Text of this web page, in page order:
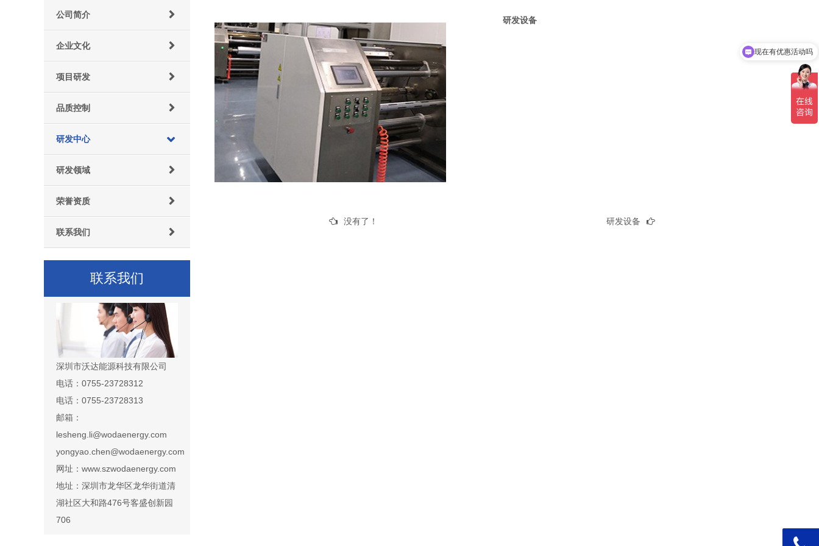
公司简介
企业文化
项目研发
品质控制
研发中心
研发领域
荣誉资质
联系我们
联系我们
深圳市沃达能源科技有限公司
电话：0755-23728312
电话：0755-23728313
邮箱：
lesheng.li@wodaenergy.com
yongyao.chen@wodaenergy.com
网址：www.szwodaenergy.com
地址：深圳市龙华区龙华街道清
湖社区大和路476号客盛创新园
706
研发设备
没有了！ 研发设备
可以介绍下你们的产品么